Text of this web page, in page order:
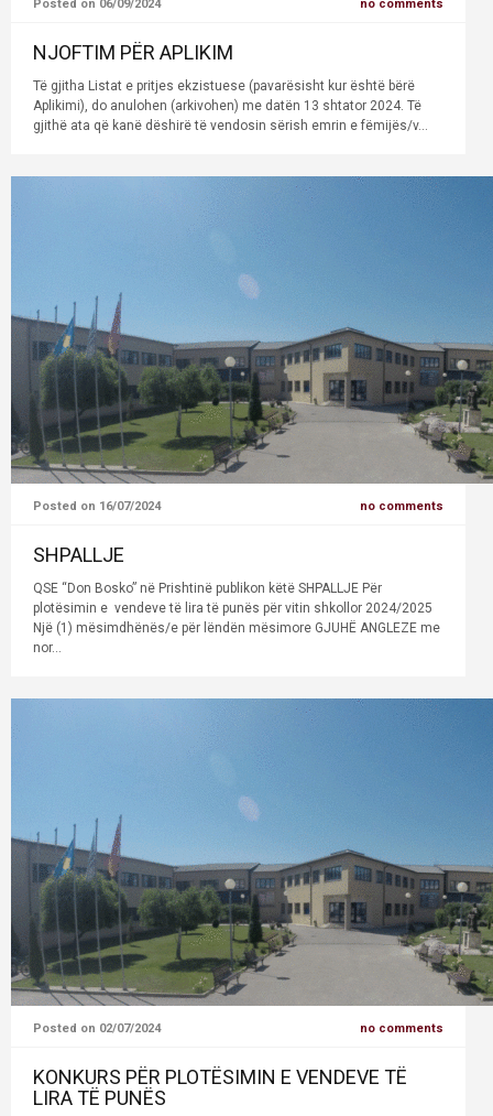
Posted on 06/09/2024 no comments
NJOFTIM PËR APLIKIM
Të gjitha Listat e pritjes ekzistuese (pavarësisht kur është bërë
Aplikimi), do anulohen (arkivohen) me datën 13 shtator 2024. Të
gjithë ata që kanë dëshirë të vendosin sërish emrin e fëmijës/v...
Posted on 16/07/2024 no comments
SHPALLJE
QSE “Don Bosko” në Prishtinë publikon këtë SHPALLJE Për
plotësimin e vendeve të lira të punës për vitin shkollor 2024/2025
Një (1) mësimdhënës/e për lëndën mësimore GJUHË ANGLEZE me
nor...
Posted on 02/07/2024 no comments
KONKURS PËR PLOTËSIMIN E VENDEVE TË
LIRA TË PUNËS